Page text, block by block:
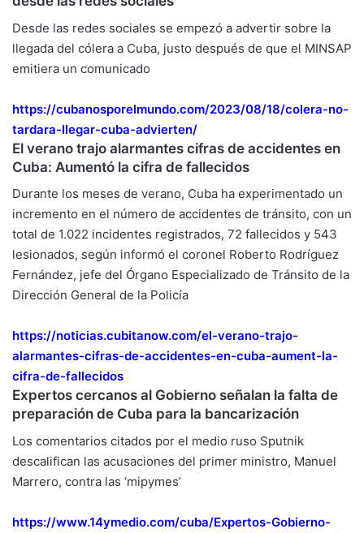
Desde las redes sociales se empezó a advertir sobre la
llegada del cólera a Cuba, justo después de que el MINSAP
emitiera un comunicado
https://cubanosporelmundo.com/2023/08/18/colera-no-
tardara-llegar-cuba-advierten/
El verano trajo alarmantes cifras de accidentes en
Cuba: Aumentó la cifra de fallecidos
Durante los meses de verano, Cuba ha experimentado un
incremento en el número de accidentes de tránsito, con un
total de 1.022 incidentes registrados, 72 fallecidos y 543
lesionados, según informó el coronel Roberto Rodríguez
Fernández, jefe del Órgano Especializado de Tránsito de la
Dirección General de la Policía
https://noticias.cubitanow.com/el-verano-trajo-
alarmantes-cifras-de-accidentes-en-cuba-aument-la-
cifra-de-fallecidos
Expertos cercanos al Gobierno señalan la falta de
preparación de Cuba para la bancarización
Los comentarios citados por el medio ruso Sputnik
descalifican las acusaciones del primer ministro, Manuel
Marrero, contra las ‘mipymes’
https://www.14ymedio.com/cuba/Expertos-Gobierno-